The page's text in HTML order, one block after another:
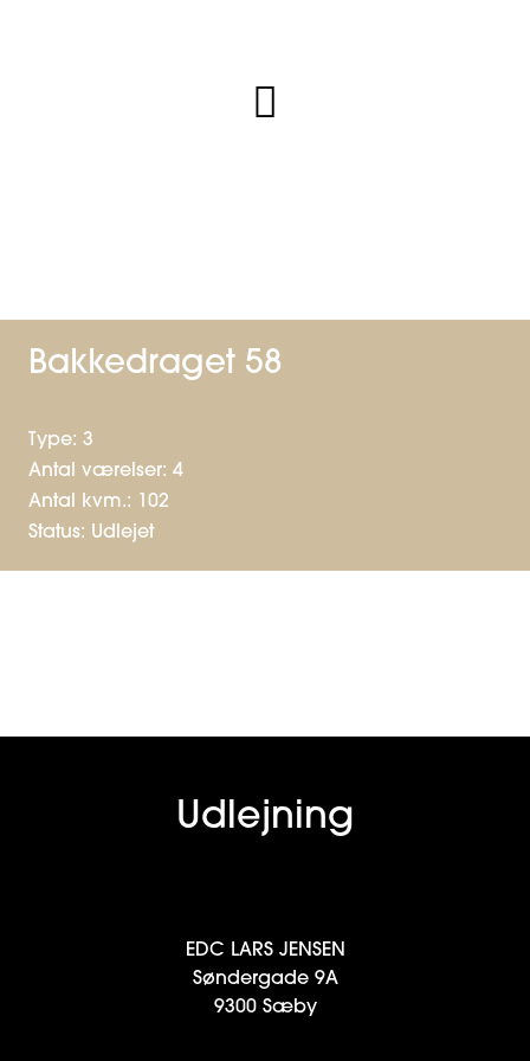
Bakkedraget 58
Type: 3
Antal værelser: 4
Antal kvm.: 102
Status: Udlejet
Udlejning
EDC LARS JENSEN
Søndergade 9A
9300 Sæby